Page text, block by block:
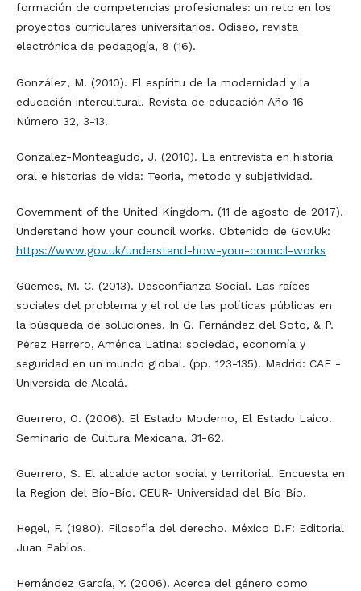
formación de competencias profesionales: un reto en los
proyectos curriculares universitarios. Odiseo, revista
electrónica de pedagogía, 8 (16).
González, M. (2010). El espíritu de la modernidad y la
educación intercultural. Revista de educación Año 16
Número 32, 3-13.
Gonzalez-Monteagudo, J. (2010). La entrevista en historia
oral e historias de vida: Teoria, metodo y subjetividad.
Government of the United Kingdom. (11 de agosto de 2017).
Understand how your council works. Obtenido de Gov.Uk:
https://www.gov.uk/understand-how-your-council-works
Güemes, M. C. (2013). Desconfianza Social. Las raíces
sociales del problema y el rol de las políticas públicas en
la búsqueda de soluciones. In G. Fernández del Soto, & P.
Pérez Herrero, América Latina: sociedad, economía y
seguridad en un mundo global. (pp. 123-135). Madrid: CAF -
Universida de Alcalá.
Guerrero, O. (2006). El Estado Moderno, El Estado Laico.
Seminario de Cultura Mexicana, 31-62.
Guerrero, S. El alcalde actor social y territorial. Encuesta en
la Region del Bío-Bío. CEUR- Universidad del Bío Bío.
Hegel, F. (1980). Filosofìa del derecho. México D.F: Editorial
Juan Pablos.
Hernández García, Y. (2006). Acerca del género como